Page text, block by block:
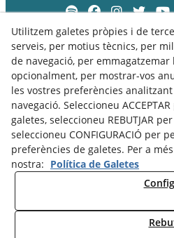
Política
Política de Privacitat
Utilitzem galetes pròpies i de
serveis, per motius tècnics, per
de navegació, per
opcionalment, per mostrar-vos
les vostres preferències
navegació. Seleccioneu
galetes, seleccioneu REBUTJAR
seleccioneu CONFIGURACIÓ per
preferències de galetes. Per a
nostra: Política de Galetes